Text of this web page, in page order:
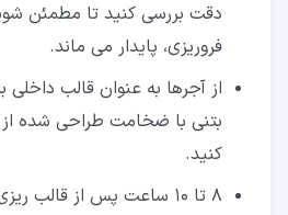
دقت بررسی کنید تا مطمئن
فروریزی، پایدار می ماند.
از آجرها به عنوان قالب داخلی
بتنی با ضخامت طراحی شده از
کنید.
8 تا 10 ساعت پس از قالب